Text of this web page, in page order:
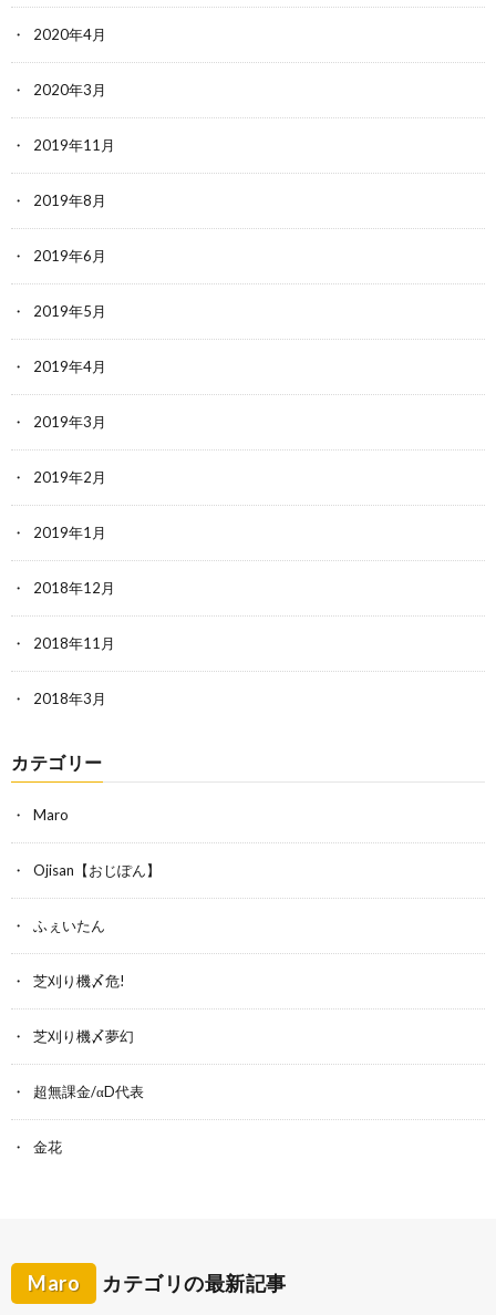
2020年4月
2020年3月
2019年11月
2019年8月
2019年6月
2019年5月
2019年4月
2019年3月
2019年2月
2019年1月
2018年12月
2018年11月
2018年3月
カテゴリー
Maro
Ojisan【おじぽん】
ふぇいたん
芝刈り機〆危!
芝刈り機〆夢幻
超無課金/αD代表
金花
Maro カテゴリの最新記事